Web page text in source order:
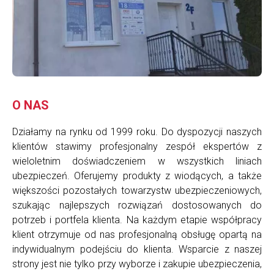
O NAS
Działamy na rynku od 1999 roku. Do dyspozycji naszych
klientów stawimy profesjonalny zespół ekspertów z
wieloletnim doświadczeniem w wszystkich liniach
ubezpieczeń. Oferujemy produkty z wiodących, a także
większości pozostałych towarzystw ubezpieczeniowych,
szukając najlepszych rozwiązań dostosowanych do
potrzeb i portfela klienta. Na każdym etapie współpracy
klient otrzymuje od nas profesjonalną obsługę opartą na
indywidualnym podejściu do klienta. Wsparcie z naszej
strony jest nie tylko przy wyborze i zakupie ubezpieczenia,